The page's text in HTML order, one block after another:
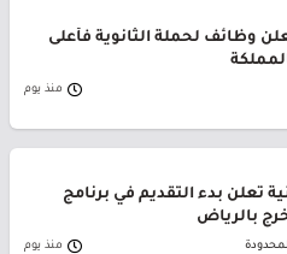
وظائف لحملة الثانوية فأعلى
منذ يوم
تعلن بدء التقديم في برنامج
بالرياض
منذ يوم